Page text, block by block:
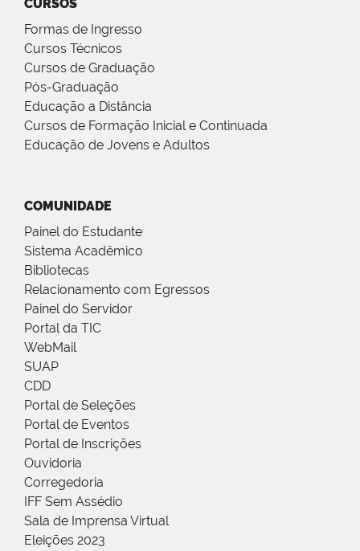
CURSOS
Formas de Ingresso
Cursos Técnicos
Cursos de Graduação
Pós-Graduação
Educação a Distância
Cursos de Formação Inicial e Continuada
Educação de Jovens e Adultos
COMUNIDADE
Painel do Estudante
Sistema Acadêmico
Bibliotecas
Relacionamento com Egressos
Painel do Servidor
Portal da TIC
WebMail
SUAP
CDD
Portal de Seleções
Portal de Eventos
Portal de Inscrições
Ouvidoria
Corregedoria
IFF Sem Assédio
Sala de Imprensa Virtual
Eleições 2023